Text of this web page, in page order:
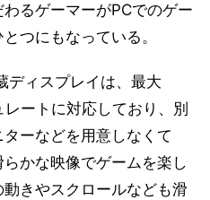
るゲーマーがPCでのゲー
つにもなっている。
ディスプレイは、最大
ートに対応しており、別
ーなどを用意しなくて
かな映像でゲームを楽し
きやスクロールなども滑